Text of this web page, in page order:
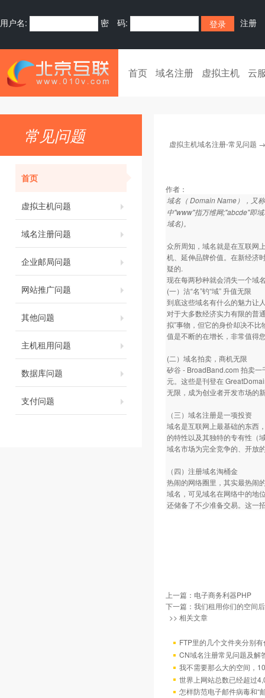
用户名: 密 码: 注册
首页 域名注册 虚拟主机 云
常见问题
首页
虚拟主机问题
域名注册问题
企业邮局问题
网站推广问题
其他问题
主机租用问题
数据库问题
支付问题
虚拟主机域名注册-常见问题
作者：
域名（ Domain Name），又
中"www"指万维网;"abcde"即
域名)。
众所周知，域名就是在互联网
机、延伸品牌价值。在新经济
疑的.
现在每两秒种就会消失一个域
(一）沽“名”钓“域” 升值无限
到底这些域名有什么的魅力让
对于大多数经济实力有限的普
拟”事物，但它的身价却决不
值是不断的在增长，非常值得
(二）域名拍卖，商机无限
矽谷 - BroadBand.com 拍卖
元。这些是刊登在
无限，成为创业者开发市场的
（三）域名注册是一项投资
域名是互联网上最基础的东西
的特性以及其独特的专有性（
域名市场为完全竞争的、开放
（四）注册域名淘桶金
热闹的网络圈里，其实最热闹
域名，可见域名在网络中的地
还储备了不少准备交易。这一
上一篇： 电子商务利器PHP
下一篇： 我们租用你们的空间
>> 相关文章
FTP里的几个文件夹分别
CN域名注册常见问题及解
我不需要那么大的空间，
世界上网站总数已经超过
怎样防范电子邮件病毒和“